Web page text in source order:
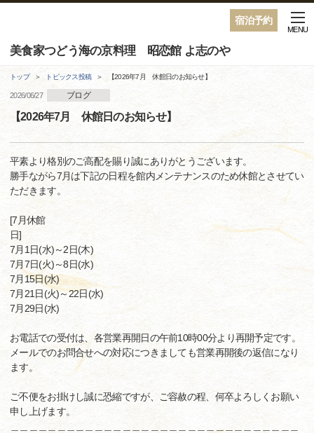
宿泊予約
美食家つどう海の京料理 昭恋館 よ志のや
MENU
トップ トピックス投稿 【2026年7月 休館日のお知らせ】
2026/06/27 ブログ
【2026年7月 休館日のお知らせ】
平素より格別のご高配を賜り誠にありがとうございます。
勝手ながら7月は下記の日程を館内メンテナンスのため休館とさせてい
ただきます。
[7月休館
7月1日(水)～2日(木)
7月7日(火)～8日(水)
7月15日(水)
7月21日(火)～22日(水)
7月29日(水)
お電話での受付は、各営業再開日の午前10時00分より再開予定です。
メールでのお問合せへの対応につきましても営業再開後の返信になり
ます。
ご不便をお掛けし誠に恐縮ですが、ご容赦の程、何卒よろしくお願い
申し上げます。